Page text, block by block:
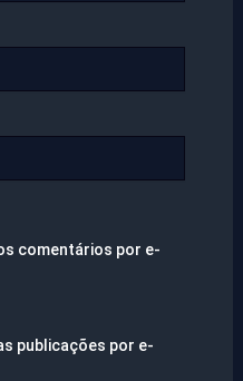
comentários por e-
publicações por e-